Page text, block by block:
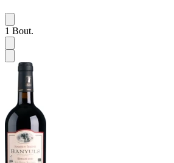
1 Bout.